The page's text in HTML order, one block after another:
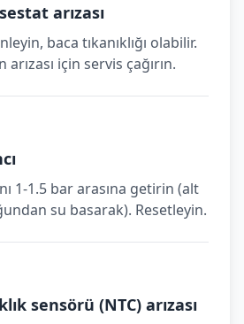
arızası
baca tıkanıklığı olabilir.
için servis çağırın.
1-1.5 bar arasına getirin (alt
su basarak). Resetleyin.
sensörü (NTC) arızası